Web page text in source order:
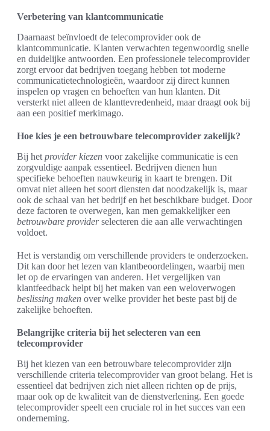
Verbetering van klantcommunicatie
Daarnaast beïnvloedt de telecomprovider ook de
klantcommunicatie. Klanten verwachten tegenwoordig snelle
en duidelijke antwoorden. Een professionele telecomprovider
zorgt ervoor dat bedrijven toegang hebben tot moderne
communicatietechnologieën, waardoor zij direct kunnen
inspelen op vragen en behoeften van hun klanten. Dit
versterkt niet alleen de klanttevredenheid, maar draagt ook bij
aan een positief merkimago.
Hoe kies je een betrouwbare telecomprovider zakelijk?
Bij het provider kiezen voor zakelijke communicatie is een
zorgvuldige aanpak essentieel. Bedrijven dienen hun
specifieke behoeften nauwkeurig in kaart te brengen. Dit
omvat niet alleen het soort diensten dat noodzakelijk is, maar
ook de schaal van het bedrijf en het beschikbare budget. Door
deze factoren te overwegen, kan men gemakkelijker een
betrouwbare providerselecteren die aan alle verwachtingen
voldoet.
Het is verstandig om verschillende providers te onderzoeken.
Dit kan door het lezen van klantbeoordelingen, waarbij men
let op de ervaringen van anderen. Het vergelijken van
klantfeedback helpt bij het maken van een weloverwogen
beslissing maken over welke provider het beste past bij de
zakelijke behoeften.
Belangrijke criteria bij het selecteren van een
telecomprovider
Bij het kiezen van een betrouwbare telecomprovider zijn
verschillende criteria telecomprovider van groot belang. Het is
essentieel dat bedrijven zich niet alleen richten op de prijs,
maar ook op de kwaliteit van de dienstverlening. Een goede
telecomprovider speelt een cruciale rol in het succes van een
onderneming.